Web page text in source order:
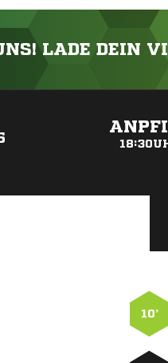
LADE DEIN
10’